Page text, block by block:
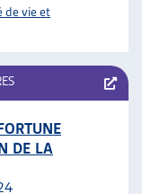
de vie et
DE LA